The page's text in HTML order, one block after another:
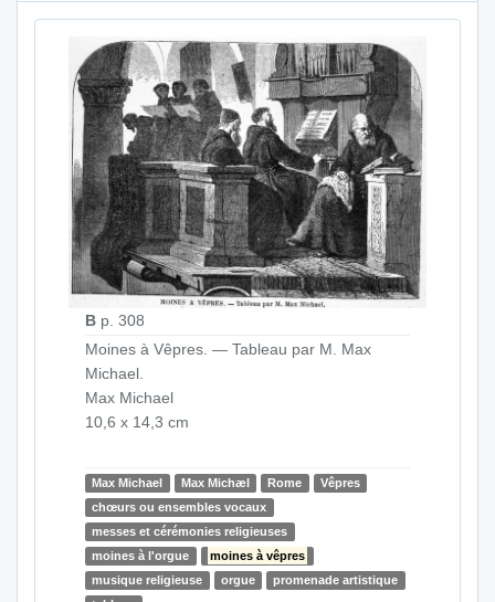
B p. 308
Moines à Vêpres. — Tableau par M. Max
Michael.
Max Michael
10,6 x 14,3 cm
Max Michael Max Michæl Rome
Vêpres
chœurs ou ensembles vocaux
messes et cérémonies religieuses
moines à l'orgue
moines à vêpres
musique religieuse
orgue
promenade artistique